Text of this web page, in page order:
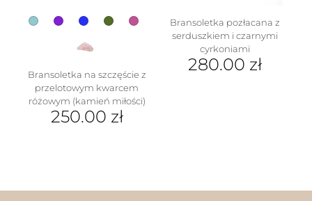
Bransoletka na szczęście z
przelotowym kwarcem
różowym (kamień miłości)
250.00 zł
Bransoletka pozłacana z
serduszkiem i czarnymi
cyrkoniami
280.00 zł